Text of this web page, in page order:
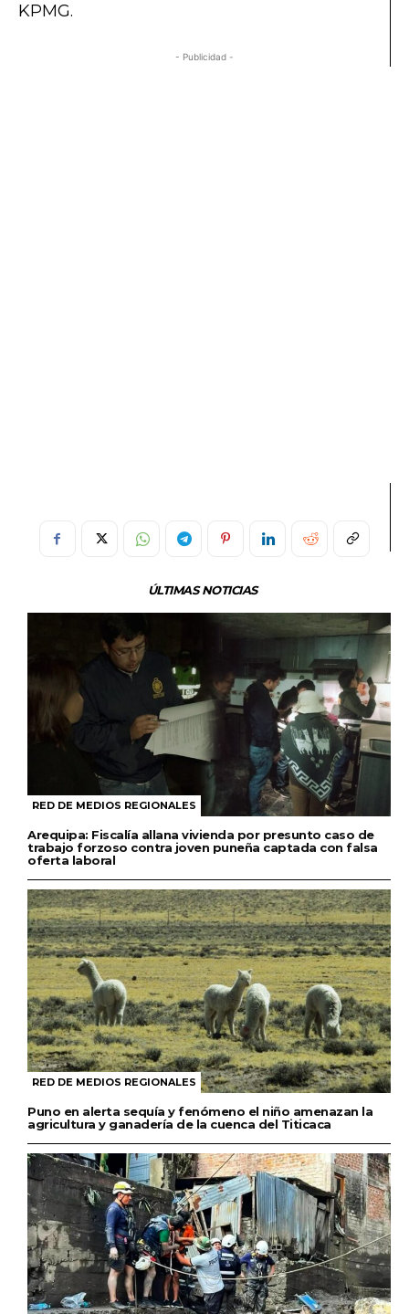
KPMG.
- Publicidad -
ÚLTIMAS NOTICIAS
RED DE MEDIOS REGIONALES
Arequipa: Fiscalía allana vivienda por presunto caso de
trabajo forzoso contra joven puneña captada con falsa
oferta laboral
RED DE MEDIOS REGIONALES
Puno en alerta sequía y fenómeno el niño amenazan la
agricultura y ganadería de la cuenca del Titicaca